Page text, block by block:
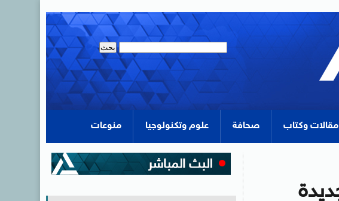
مقالات وكتاب صحافة علوم وتكنولوجيا منوعات